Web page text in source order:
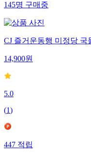
145명구매중
CJ 즐거운동행 미정당 국
14,900원
5.0
(1)
447적립